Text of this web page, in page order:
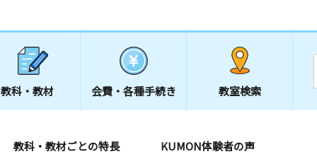
教科・教材 会費・ 各種手続き 教室検索
教科・教材ごとの特長 KUMON体験者の声